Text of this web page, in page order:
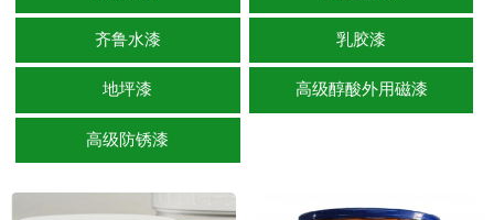
齐鲁水漆 乳胶漆
地坪漆 高级醇酸外用磁漆
高级防锈漆